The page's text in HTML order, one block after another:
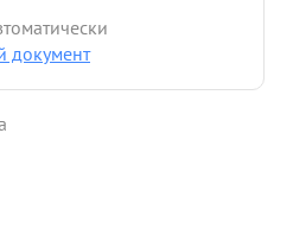
полетов. За время
майора УСАЧЕВА
операций по
документ